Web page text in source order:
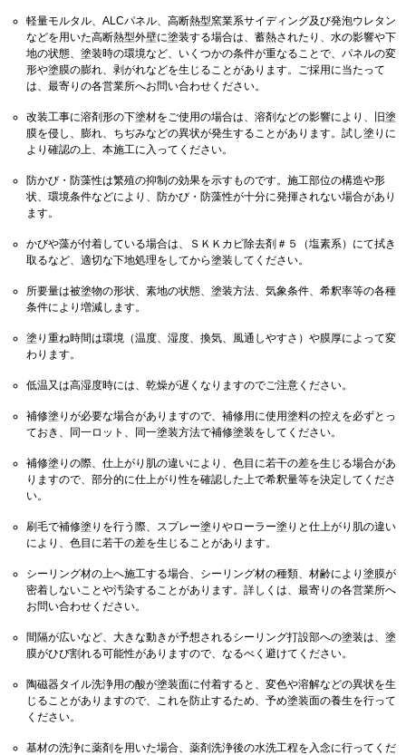
軽量モルタル、ALCパネル、高断熱型窯業系サイディング及び発泡ウレタン
などを用いた高断熱型外壁に塗装する場合は、蓄熱されたり、水の影響や下
地の状態、塗装時の環境など、いくつかの条件が重なることで、パネルの変
形や塗膜の膨れ、剥がれなどを生じることがあります。ご採用に当たって
は、最寄りの各営業所へお問い合わせください。
改装工事に溶剤形の下塗材をご使用の場合は、溶剤などの影響により、旧塗
膜を侵し、膨れ、ちぢみなどの異状が発生することがあります。試し塗りに
より確認の上、本施工に入ってください。
防かび・防藻性は繁殖の抑制の効果を示すものです。施工部位の構造や形
状、環境条件などにより、防かび・防藻性が十分に発揮されない場合があり
ます。
かびや藻が付着している場合は、ＳＫＫカビ除去剤＃５（塩素系）にて拭き
取るなど、適切な下地処理をしてから塗装してください。
所要量は被塗物の形状、素地の状態、塗装方法、気象条件、希釈率等の各種
条件により増減します。
塗り重ね時間は環境（温度、湿度、換気、風通しやすさ）や膜厚によって変
わります。
低温又は高湿度時には、乾燥が遅くなりますのでご注意ください。
補修塗りが必要な場合がありますので、補修用に使用塗料の控えを必ずとっ
ておき、同一ロット、同一塗装方法で補修塗装をしてください。
補修塗りの際、仕上がり肌の違いにより、色目に若干の差を生じる場合があ
りますので、部分的に仕上がり性を確認した上で希釈量等を決定してくださ
い。
刷毛で補修塗りを行う際、スプレー塗りやローラー塗りと仕上がり肌の違い
により、色目に若干の差を生じることがあります。
シーリング材の上へ施工する場合、シーリング材の種類、材齢により塗膜が
密着しないことや汚染することがあります。詳しくは、最寄りの各営業所へ
お問い合わせください。
間隔が広いなど、大きな動きが予想されるシーリング打設部への塗装は、塗
膜がひび割れる可能性がありますので、なるべく避けてください。
陶磁器タイル洗浄用の酸が塗装面に付着すると、変色や溶解などの異状を生
じることがありますので、これを防止するため、予め塗装面の養生を行って
ください。
基材の洗浄に薬剤を用いた場合、薬剤洗浄後の水洗工程を入念に行ってくだ